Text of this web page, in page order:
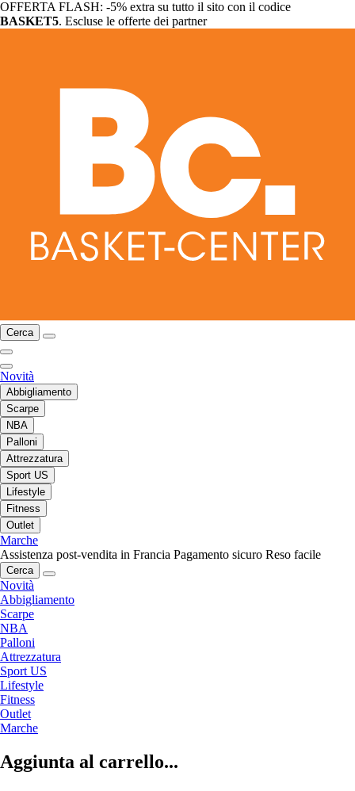
OFFERTA FLASH: -5% extra su tutto il sito con il codice
BASKET5. Escluse le offerte dei partner
Cerca
Novità
Abbigliamento
Scarpe
NBA
Palloni
Attrezzatura
Sport US
Lifestyle
Fitness
Outlet
Marche
Assistenza post-vendita in Francia Pagamento sicuro Reso facile
Cerca
Novità
Abbigliamento
Scarpe
NBA
Palloni
Attrezzatura
Sport US
Lifestyle
Fitness
Outlet
Marche
Aggiunta al carrello...